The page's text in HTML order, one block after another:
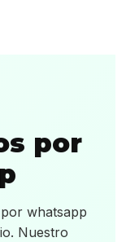
por
whatsapp
Nuestro